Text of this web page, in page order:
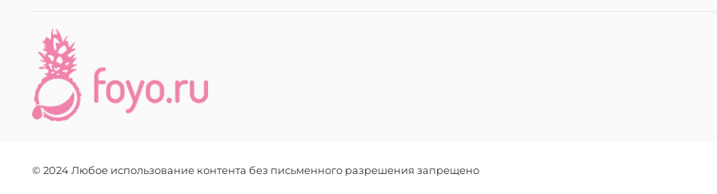
© 2024 Любое использование контента без письменного разрешения запрещено